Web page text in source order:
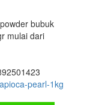
bubuk
mulai dari
pearl-1kg